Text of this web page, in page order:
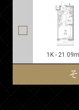
1K -